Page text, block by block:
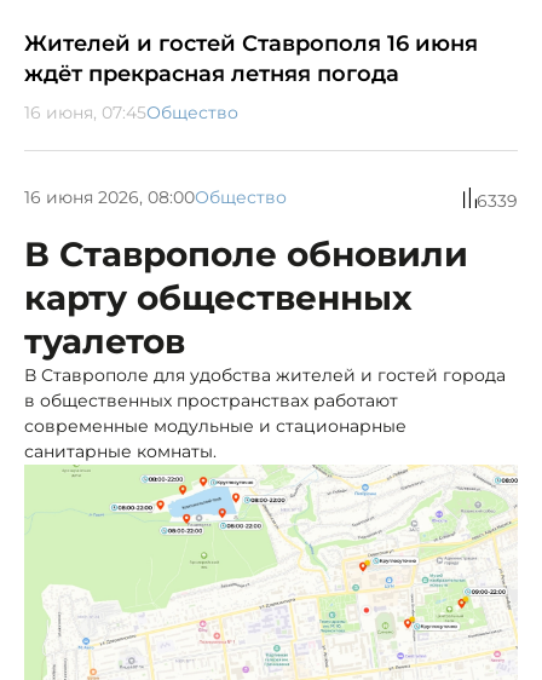
Жителей и гостей Ставрополя 16 июня
ждёт прекрасная летняя погода
16 июня, 07:45Общество
16 июня 2026, 08:00Общество 6339
В Ставрополе обновили
карту общественных
туалетов
В Ставрополе для удобства жителей и гостей города
в общественных пространствах работают
современные модульные и стационарные
санитарные комнаты.